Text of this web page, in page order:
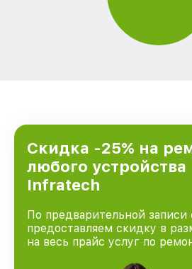
Скидка -25% на
любого устройства
Infratech
По предварительной записи
предоставляем скидку в
на весь прайс услуг по